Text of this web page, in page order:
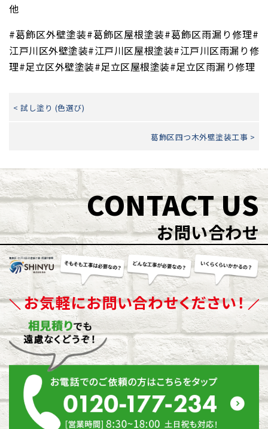
他
#葛飾区外壁塗装#葛飾区屋根塗装#葛飾区雨漏り修理#
江戸川区外壁塗装#江戸川区屋根塗装#江戸川区雨漏り修
理#足立区外壁塗装#足立区屋根塗装#足立区雨漏り修理
< 試し塗り (色選び)
葛飾区四つ木外壁塗装工事 >
CONTACT US
お問い合わせ